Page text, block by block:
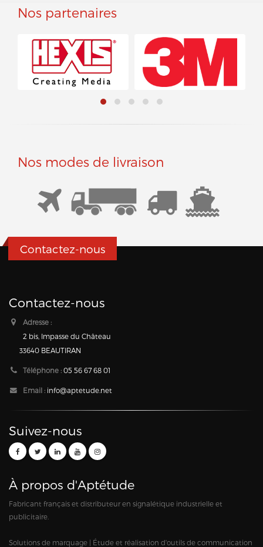
Nos partenaires
Nos modes de livraison
Contactez-nous
Contactez-nous
Adresse :
2 bis, Impasse du Château
33640 BEAUTIRAN
Téléphone : 05 56 67 68 01
Email : info@aptetude.net
Suivez-nous
À propos d'Aptétude
Fabricant français et distributeur en signalétique industrielle et
publicitaire.
Solutions de marquage | Étude et réalisation d'outils de communication